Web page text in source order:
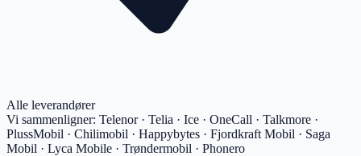
Alle leverandører
Vi sammenligner: Telenor · Telia · Ice · OneCall · Talkmore ·
PlussMobil · Chilimobil · Happybytes · Fjordkraft Mobil · Saga
Mobil · Lyca Mobile · Trøndermobil · Phonero